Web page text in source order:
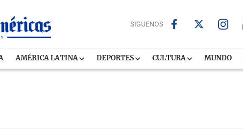
SIGUENOS
AMÉRICA LATINA DEPORTES CULTURA MUNDO